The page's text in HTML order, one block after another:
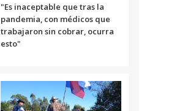
"Es inaceptable que tras la
pandemia, con médicos que
trabajaron sin cobrar, ocurra
esto"